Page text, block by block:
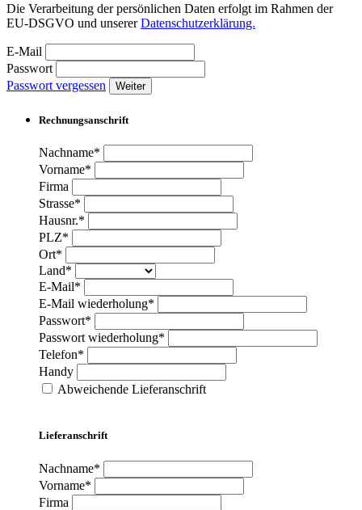
Die Verarbeitung der persönlichen Daten erfolgt im Rahmen der
EU-DSGVO und unsererDatenschutzerklärung.
E-Mail
Passwort
Passwort vergessen
Weiter
Rechnungsanschrift
Nachname*
Vorname*
Firma
Strasse*
Hausnr.*
PLZ*
Ort*
Land*
E-Mail*
E-Mail wiederholung*
Passwort*
Passwort wiederholung*
Telefon*
Handy
Abweichende Lieferanschrift
Lieferanschrift
Nachname*
Vorname*
Firma